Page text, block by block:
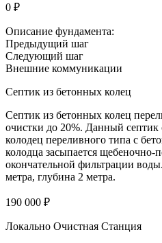
0 ₽
Описание фундамента:
Предыдущий шаг
Следующий шаг
Внешние коммуникации
Септик из бетонных колец
Септик из бетонных колец
очистки до 20%. Данный септик
колодец переливного типа с
колодца засыпается щебеночно-
окончательной фильтрации
метра, глубина 2 метра.
190 000 ₽
Локально Очистная Станция